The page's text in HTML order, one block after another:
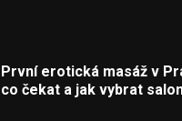
První erotická masáž v
co čekat a jak vybrat